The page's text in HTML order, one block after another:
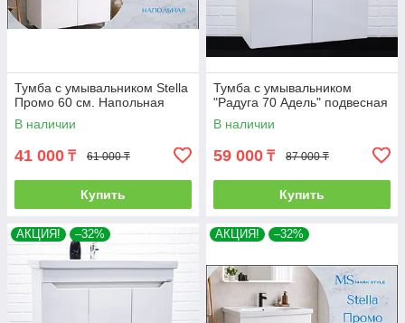
Тумба с умывальником Stella
Промо 60 см. Напольная
В наличии
41 000 ₸ 61 000 ₸
Купить
Тумба с умывальником
"Радуга 70 Адель" подвесная
В наличии
59 000 ₸ 87 000 ₸
Купить
АКЦИЯ! –32% АКЦИЯ! –32%